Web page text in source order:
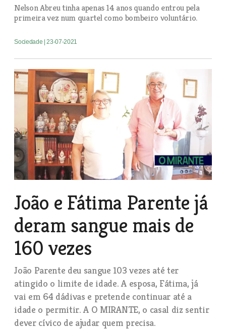
Nelson Abreu tinha apenas 14 anos quando entrou pela
primeira vez num quartel como bombeiro voluntário.
Sociedade | 23-07-2021
João e Fátima Parente já
deram sangue mais de
160 vezes
João Parente deu sangue 103 vezes até ter
atingido o limite de idade. A esposa, Fátima, já
vai em 64 dádivas e pretende continuar até a
idade o permitir. A O MIRANTE, o casal diz sentir
dever cívico de ajudar quem precisa.